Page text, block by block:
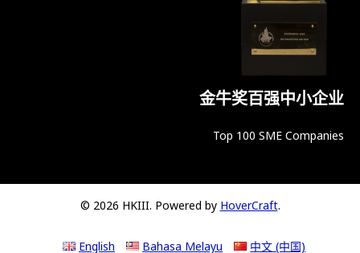
金牛奖百强中小企业
Top 100 SME Companies
© 2026 HKIII. Powered by HoverCraft.
English Bahasa Melayu 中文 (中国)